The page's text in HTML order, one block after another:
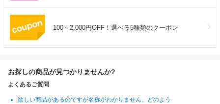
100～2,000円OFF！選べる5種類のクーポン
お探しの商品が見つかりませんか?
よくあるご質問
欲しい商品があるのですが名称がわかりません。どのよう